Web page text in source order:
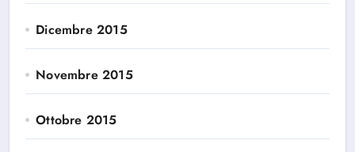
Dicembre 2015
Novembre 2015
Ottobre 2015